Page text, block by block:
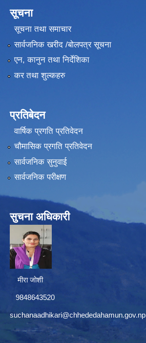
सूचना
सूचना तथा समाचार
सार्वजनिक खरीद /बोलपत्र सूचना
एन, कानुन तथा निर्देशिका
कर तथा शुल्कहरु
प्रतिबेदन
वार्षिक प्रगति प्रतिवेदन
चौमासिक प्रगति प्रतिवेदन
सार्वजनिक सुनुवाई
सार्वजनिक परीक्षण
सुचना अधिकारी
मीरा जोशी
9848643520
suchanaadhikari@chhededahamun.gov.np